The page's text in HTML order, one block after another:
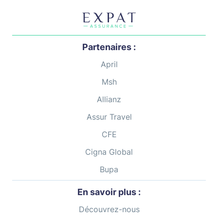
Partenaires :
April
Msh
Allianz
Assur Travel
CFE
Cigna Global
Bupa
En savoir plus :
Découvrez-nous